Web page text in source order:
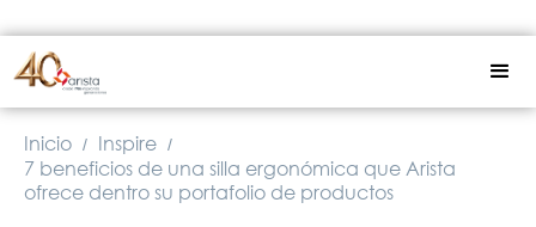
Inicio / Inspire /
7 beneficios de una silla ergonómica que Arista
ofrece dentro su portafolio de productos